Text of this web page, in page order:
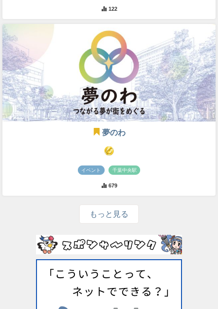
122
夢のわ
イベント 千葉中央駅
679
もっと見る